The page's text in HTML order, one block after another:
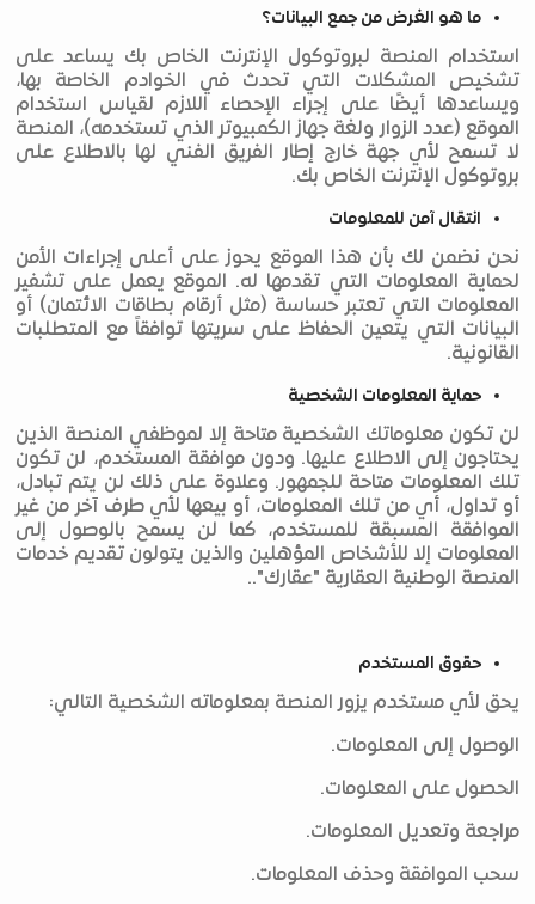
ما هو الغرض من جمع البيانات؟
استخدام المنصة لبروتوكول الإنترنت الخاص بك يساعد على
تشخيص المشكلات التي تحدث في الخوادم الخاصة بها،
ويساعدها أيضًا على إجراء الإحصاء اللازم لقياس استخدام
الموقع (عدد الزوار ولغة جهاز الكمبيوتر الذي تستخدمه)، المنصة
لا تسمح لأي جهة خارج إطار الفريق الفني لها بالاطلاع على
بروتوكول الإنترنت الخاص بك.
انتقال آمن للمعلومات
نحن نضمن لك بأن هذا الموقع يحوز على أعلى إجراءات الأمن
لحماية المعلومات التي تقدمها له. الموقع يعمل على تشفير
المعلومات التي تعتبر حساسة (مثل أرقام بطاقات الائتمان) أو
البيانات التي يتعين الحفاظ على سريتها توافقاً مع المتطلبات
القانونية.
حماية المعلومات الشخصية
لن تكون معلوماتك الشخصية متاحة إلا لموظفي المنصة الذين
يحتاجون إلى الاطلاع عليها. ودون موافقة المستخدم، لن تكون
تلك المعلومات متاحة للجمهور. وعلاوة على ذلك لن يتم تبادل،
أو تداول، أي من تلك المعلومات، أو بيعها لأي طرف آخر من غير
الموافقة المسبقة للمستخدم، كما لن يسمح بالوصول إلى
المعلومات إلا للأشخاص المؤهلين والذين يتولون تقديم خدمات
المنصة الوطنية العقارية "عقارك"..
حقوق المستخدم
يحق لأي مستخدم يزور المنصة بمعلوماته الشخصية التالي:
الوصول إلى المعلومات.
الحصول على المعلومات.
مراجعة وتعديل المعلومات.
سحب الموافقة وحذف المعلومات.